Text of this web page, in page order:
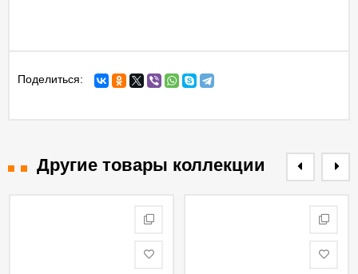
Поделиться:
Другие товары коллекции